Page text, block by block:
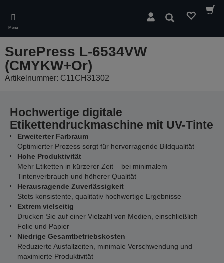
main
content
Menü
Suchen
SurePress L-6534VW
(CMYKW+Or)
Artikelnummer: C11CH31302
Hochwertige digitale
Etikettendruckmaschine mit UV-Tinte
Erweiterter Farbraum
Optimierter Prozess sorgt für hervorragende Bildqualität
Hohe Produktivität
Mehr Etiketten in kürzerer Zeit – bei minimalem
Tintenverbrauch und höherer Qualität
Herausragende Zuverlässigkeit
Stets konsistente, qualitativ hochwertige Ergebnisse
Extrem vielseitig
Drucken Sie auf einer Vielzahl von Medien, einschließlich
Folie und Papier
Niedrige Gesamtbetriebskosten
Reduzierte Ausfallzeiten, minimale Verschwendung und
maximierte Produktivität